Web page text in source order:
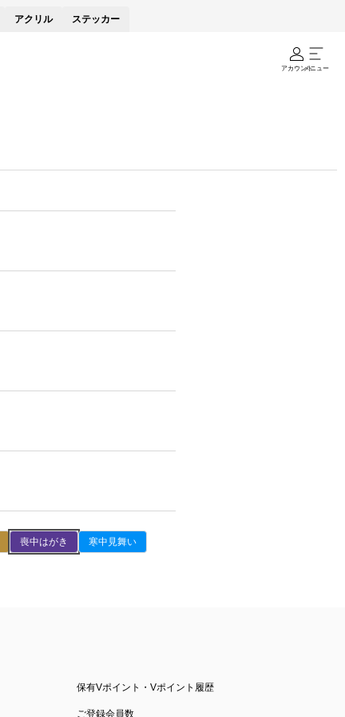
アクリル ステッカー
アカウントメニュー
喪中はがき
寒中見舞い
保有Vポイント・Vポイント履歴
ご登録会員数